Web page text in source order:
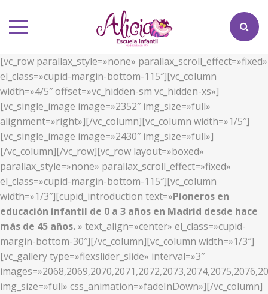
Toggle
[vc_row parallax_style=»none» parallax_scroll_effect=»fixed»
el_class=»cupid-margin-bottom-115″][vc_column
width=»4/5″ offset=»vc_hidden-sm vc_hidden-xs»]
[vc_single_image image=»2352″ img_size=»full»
alignment=»right»][/vc_column][vc_column width=»1/5″]
[vc_single_image image=»2430″ img_size=»full»]
[/vc_column][/vc_row][vc_row layout=»boxed»
parallax_style=»none» parallax_scroll_effect=»fixed»
el_class=»cupid-margin-bottom-115″][vc_column
width=»1/3″][cupid_introduction text=»Pioneros en
educación infantil de 0 a 3 años en Madrid desde hace
más de 45 años.» text_align=»center» el_class=»cupid-
margin-bottom-30″][/vc_column][vc_column width=»1/3″]
[vc_gallery type=»flexslider_slide» interval=»3″
img_size=»full» css_animation=»fadeInDown»][/vc_column]